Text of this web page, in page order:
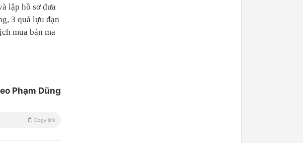
lập hồ sơ đưa
3 quả lựu đạn
mua bán ma
Phạm Dũng
Copy link